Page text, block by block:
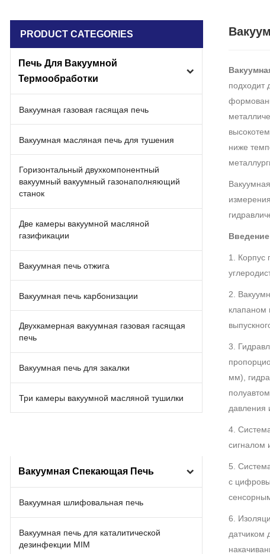
PRODUCT CATEGORIES
Печь Для Вакуумной
Термообработки
Вакуумная газовая гасящая печь
Вакуумная масляная печь для тушения
Горизонтальный двухкомпонентный
вакуумный вакуумный газонаполняющий
станок
Две камеры вакуумной масляной
газификации
Вакуумная печь отжига
Вакуумная печь карбонизации
Двухкамерная вакуумная газовая гасящая
печь
Вакуумная печь для закалки
Три камеры вакуумной масляной тушилки
Вакуумная Спекающая Печь
Вакуумная шлифовальная печь
Вакуумная печь для каталитической
дезинфекции MIM
подходит
ниже
1. Корпус
2.
клапаном
3.
мм),
давления
4.
сигналом
5.
с
6.
датчиком